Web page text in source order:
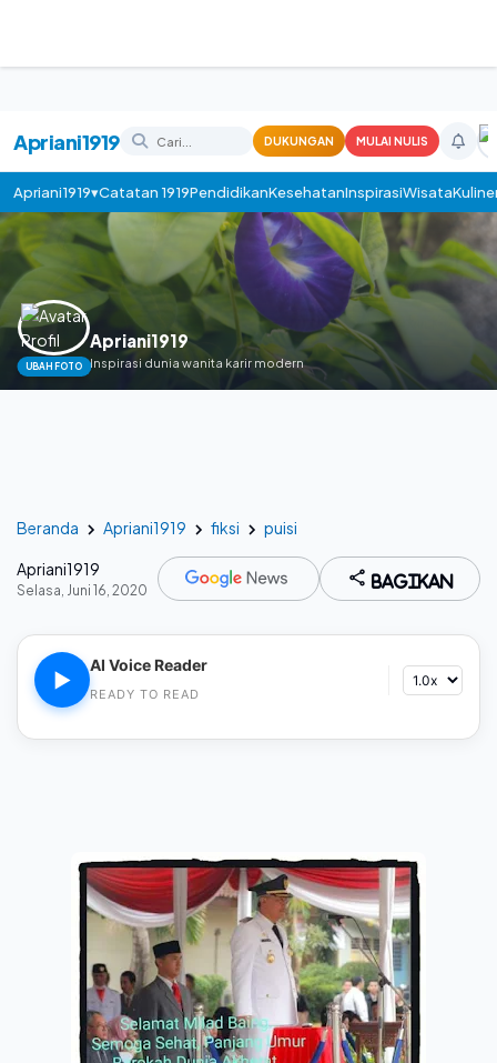
Apriani1919 DUKUNGAN MULAI NULIS
Apriani1919▾Catatan 1919PendidikanKesehatanInspirasiWisata
UBAH FOTO
Apriani1919
Inspirasi dunia wanita karir modern
Beranda Apriani1919 fiksi puisi
Apriani1919
Selasa, Juni 16, 2020 Bagikan
▶
AI Voice Reader
READY TO READ